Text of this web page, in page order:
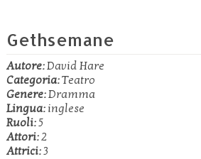
Gethsemane
Autore:David Hare
Categoria:Teatro
Genere:Dramma
Lingua:inglese
Ruoli:5
Attori:2
Attrici:3